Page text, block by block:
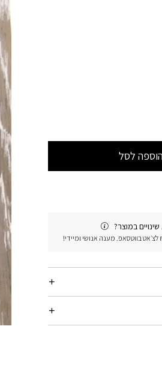
לסל
במוצר?
לצ׳אט בווטסאפ. מענה אנושי ומיידי!